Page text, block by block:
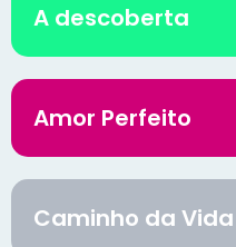
A descoberta
Amor Perfeito
Caminho da Vida